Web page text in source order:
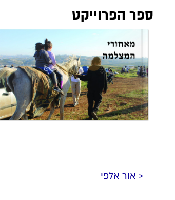
ספר הפרוייקט
< אור אלפי